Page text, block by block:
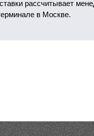
рассчитывает
в Москве.